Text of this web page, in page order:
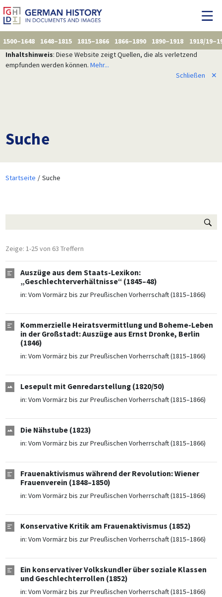
1500–1648 1648–1815 1815–1866 1866–1890 1890–1918
1918/
Inhaltshinweis: Diese Website zeigt Quellen, die als verletzend
empfunden werden können. Mehr...
Schließen
✕
Suche
Startseite Suche
Zeige: 1-25 von 63 Treffern
Auszüge aus dem Staats-Lexikon:
„Geschlechterverhältnisse“ (1845–48)
in: Vom Vormärz bis zur Preußischen Vorherrschaft (1815–1866)
Kommerzielle Heiratsvermittlung und Boheme-Leben
in der Großstadt: Auszüge aus Ernst Dronke, Berlin
(1846)
in: Vom Vormärz bis zur Preußischen Vorherrschaft (1815–1866)
Lesepult mit Genredarstellung (1820/50)
in: Vom Vormärz bis zur Preußischen Vorherrschaft (1815–1866)
Die Nähstube (1823)
in: Vom Vormärz bis zur Preußischen Vorherrschaft (1815–1866)
Frauenaktivismus während der Revolution: Wiener
Frauenverein (1848–1850)
in: Vom Vormärz bis zur Preußischen Vorherrschaft (1815–1866)
Konservative Kritik am Frauenaktivismus (1852)
in: Vom Vormärz bis zur Preußischen Vorherrschaft (1815–1866)
Ein konservativer Volkskundler über soziale Klassen
und Geschlechterrollen (1852)
in: Vom Vormärz bis zur Preußischen Vorherrschaft (1815–1866)